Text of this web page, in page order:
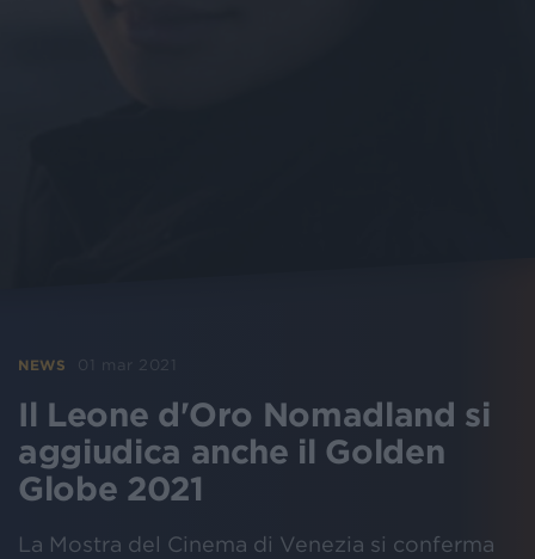
NEWS 01 mar 2021
Il Leone d'Oro Nomadland si
aggiudica anche il Golden
Globe 2021
La Mostra del Cinema di Venezia si conferma